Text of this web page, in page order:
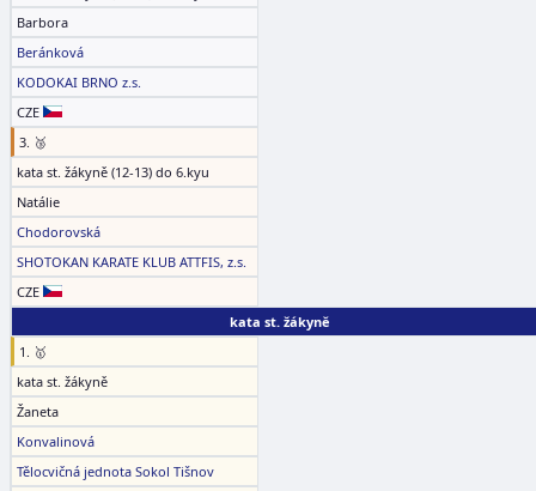
Barbora
Beránková
KODOKAI BRNO z.s.
CZE
3. 🥉
kata st. žákyně (12-13) do 6.kyu
Natálie
Chodorovská
SHOTOKAN KARATE KLUB ATTFIS, z.s.
CZE
kata st. žákyně
1. 🥇
kata st. žákyně
Žaneta
Konvalinová
Tělocvičná jednota Sokol Tišnov